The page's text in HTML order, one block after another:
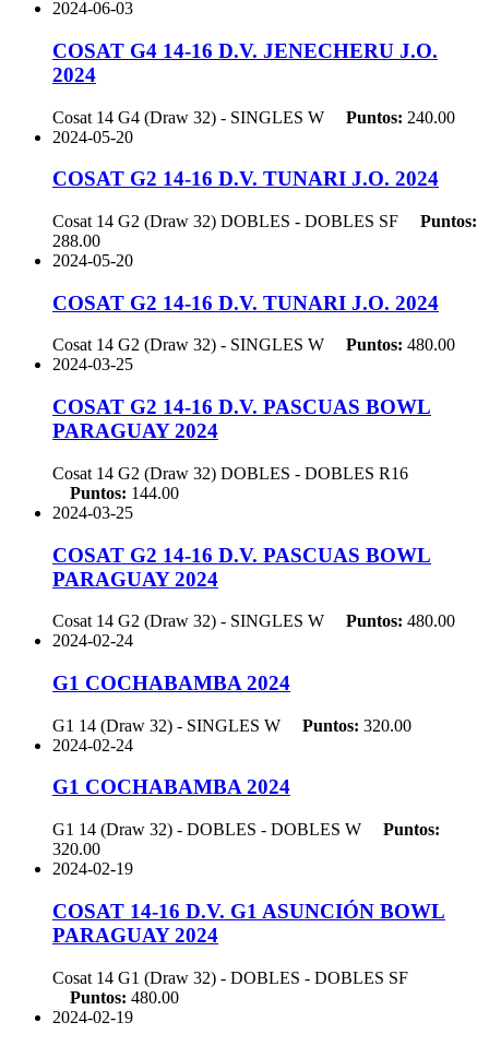
2024-06-03
COSAT G4 14-16 D.V. JENECHERU J.O.
2024
Cosat 14 G4 (Draw 32) - SINGLES W Puntos: 240.00
2024-05-20
COSAT G2 14-16 D.V. TUNARI J.O. 2024
Cosat 14 G2 (Draw 32) DOBLES - DOBLES SF
Puntos:
288.00
2024-05-20
COSAT G2 14-16 D.V. TUNARI J.O. 2024
Cosat 14 G2 (Draw 32) - SINGLES W Puntos: 480.00
2024-03-25
COSAT G2 14-16 D.V. PASCUAS BOWL
PARAGUAY 2024
Cosat 14 G2 (Draw 32) DOBLES - DOBLES R16
Puntos: 144.00
2024-03-25
COSAT G2 14-16 D.V. PASCUAS BOWL
PARAGUAY 2024
Cosat 14 G2 (Draw 32) - SINGLES W Puntos: 480.00
2024-02-24
G1 COCHABAMBA 2024
G1 14 (Draw 32) - SINGLES W Puntos: 320.00
2024-02-24
G1 COCHABAMBA 2024
G1 14 (Draw 32) - DOBLES - DOBLES W
Puntos:
320.00
2024-02-19
COSAT 14-16 D.V. G1 ASUNCIÓN BOWL
PARAGUAY 2024
Cosat 14 G1 (Draw 32) - DOBLES - DOBLES SF
Puntos: 480.00
2024-02-19